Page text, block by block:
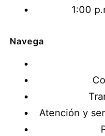
1:00
Navega
Atención y